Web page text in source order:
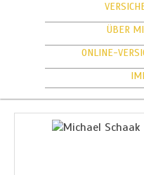
ÜBER
ONLINE-